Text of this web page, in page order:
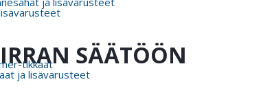
tikkaat
ja lisävarusteet
SÄÄTÖÖN